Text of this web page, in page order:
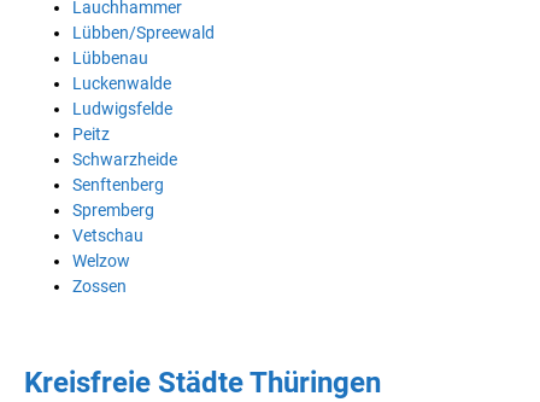
Lauchhammer
Lübben/Spreewald
Lübbenau
Luckenwalde
Ludwigsfelde
Peitz
Schwarzheide
Senftenberg
Spremberg
Vetschau
Welzow
Zossen
Kreisfreie Städte Thüringen